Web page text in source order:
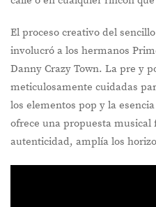
El proceso creativo del
involucró a los hermanos
Danny Crazy Town. La pre y
meticulosamente cuidadas
los elementos pop y la
ofrece una propuesta musical
autenticidad, amplía los